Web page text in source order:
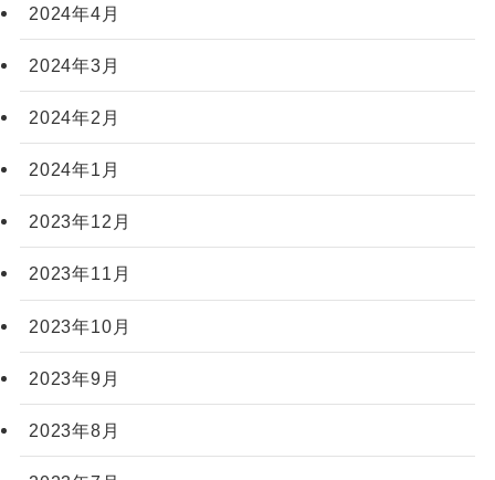
2024年4月
2024年3月
2024年2月
2024年1月
2023年12月
2023年11月
2023年10月
2023年9月
2023年8月